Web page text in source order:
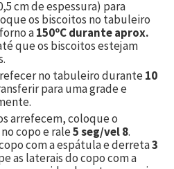
cm de espessura) para
os biscoitos no tabuleiro
a150ºC durante aprox.
que os biscoitos estejam
no tabuleiro durante10
para uma grade e
arrefecem, coloque o
copo e rale5 seg/vel 8.
com a espátula e derreta3
as laterais do copo com a